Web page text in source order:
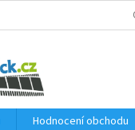
Hodnocení obchodu